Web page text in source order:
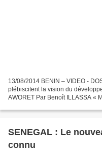
13/08/2014 BENIN – VIDEO -
plébiscitent la vision du
AWORET Par Benoît ILLASSA «
SENEGAL : Le
connu